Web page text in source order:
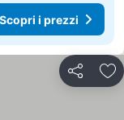
Scopri i prezzi
Condividi